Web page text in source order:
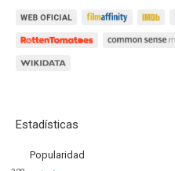
Estadísticas
Popularidad